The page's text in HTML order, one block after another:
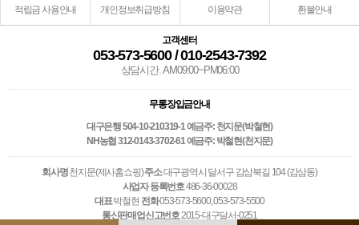
육류
1마리
돼지고기
약1kg
돔베기산적
품 목
과일
사과
배
감(상주곶감)
5(7개)
밤(생율)
2팩
대추
바나나
적립금 사용안내 개인정보취급방침 이용약관 환불안내
고객센터
053-573-5600 / 010-2543-7392
상담시간. AM09:00~PM06:00
무통장입금안내
대구은행 504-10-210319-1 예금주: 천지문(박철현)
NH농협 312-0143-3702-61 예금주: 박철현(천지문)
회사명천지문(제사홈쇼핑)주소대구광역시 달서구 감삼북길 104 (감삼동)
사업자 등록번호486-36-00028
대표박철현 전화053-573-5600, 053-573-5500
통신판매업신고번호2015-대구달서-0251